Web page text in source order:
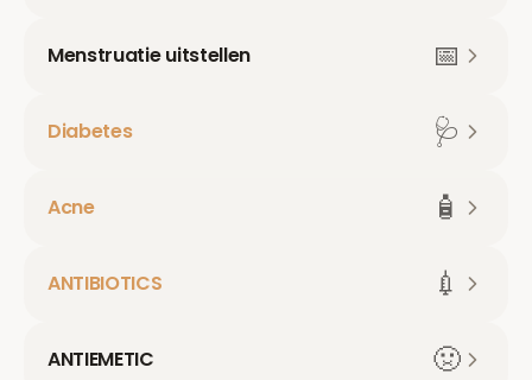
Menstruatie uitstellen 📅
Diabetes 🩺
Acne 🧴
ANTIBIOTICS 💉
ANTIEMETIC 🤢